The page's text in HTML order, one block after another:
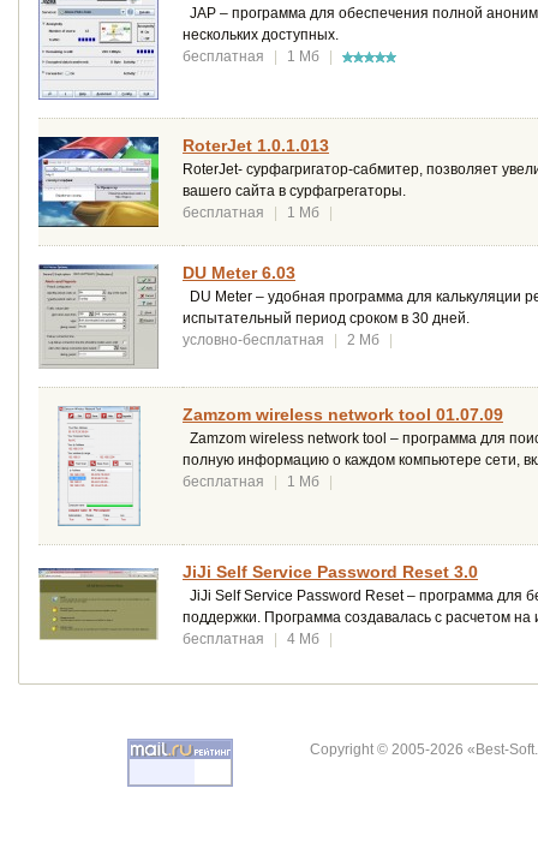
JAP – программа для обеспечения полной
нескольких доступных.
бесплатная
| 1 Мб |
RoterJet 1.0.1.013
RoterJet- сурфагригатор-сабмитер, позволяет
вашего сайта в сурфагрегаторы.
бесплатная
| 1 Мб |
DU Meter 6.03
DU Meter – удобная программа для калькуляции
испытательный период сроком в 30 дней.
условно-бесплатная
| 2 Мб |
Zamzom wireless network tool 01.07.09
Zamzom wireless network tool – программа для
полную информацию о каждом компьютере сети,
бесплатная
| 1 Мб |
JiJi Self Service Password Reset 3.0
JiJi Self Service Password Reset – программа для
поддержки. Программа создавалась с расчетом
бесплатная
| 4 Мб |
Copyright © 2005-2026 «Best-